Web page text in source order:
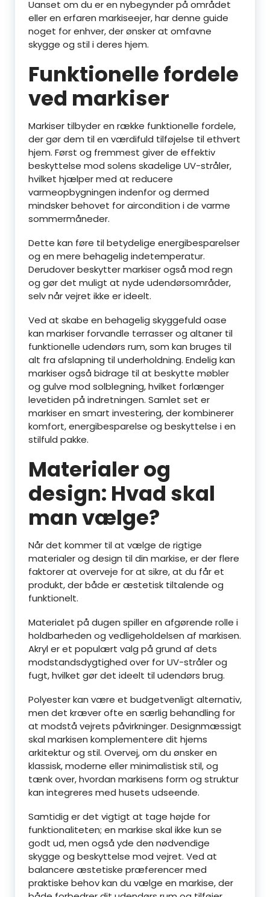
Uanset om du er en nybegynder på området
eller en erfaren markiseejer, har denne guide
noget for enhver, der ønsker at omfavne
skygge og stil i deres hjem.
Funktionelle fordele
ved markiser
Markiser tilbyder en række funktionelle fordele,
der gør dem til en værdifuld tilføjelse til ethvert
hjem. Først og fremmest giver de effektiv
beskyttelse mod solens skadelige UV-stråler,
hvilket hjælper med at reducere
varmeopbygningen indenfor og dermed
mindsker behovet for aircondition i de varme
sommermåneder.
Dette kan føre til betydelige energibesparelser
og en mere behagelig indetemperatur.
Derudover beskytter markiser også mod regn
og gør det muligt at nyde udendørsområder,
selv når vejret ikke er ideelt.
Ved at skabe en behagelig skyggefuld oase
kan markiser forvandle terrasser og altaner til
funktionelle udendørs rum, som kan bruges til
alt fra afslapning til underholdning. Endelig kan
markiser også bidrage til at beskytte møbler
og gulve mod solblegning, hvilket forlænger
levetiden på indretningen. Samlet set er
markiser en smart investering, der kombinerer
komfort, energibesparelse og beskyttelse i en
stilfuld pakke.
Materialer og
design: Hvad skal
man vælge?
Når det kommer til at vælge de rigtige
materialer og design til din markise, er der flere
faktorer at overveje for at sikre, at du får et
produkt, der både er æstetisk tiltalende og
funktionelt.
Materialet på dugen spiller en afgørende rolle i
holdbarheden og vedligeholdelsen af markisen.
Akryl er et populært valg på grund af dets
modstandsdygtighed over for UV-stråler og
fugt, hvilket gør det ideelt til udendørs brug.
Polyester kan være et budgetvenligt alternativ,
men det kræver ofte en særlig behandling for
at modstå vejrets påvirkninger. Designmæssigt
skal markisen komplementere dit hjems
arkitektur og stil. Overvej, om du ønsker en
klassisk, moderne eller minimalistisk stil, og
tænk over, hvordan markisens form og struktur
kan integreres med husets udseende.
Samtidig er det vigtigt at tage højde for
funktionaliteten; en markise skal ikke kun se
godt ud, men også yde den nødvendige
skygge og beskyttelse mod vejret. Ved at
balancere æstetiske præferencer med
praktiske behov kan du vælge en markise, der